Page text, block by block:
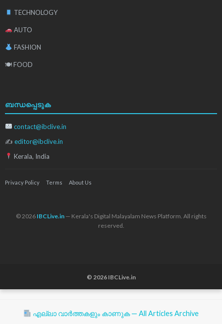
TECHNOLOGY
AUTO
FASHION
🍽 FOOD
ബന്ധപ്പെടുക
contact@ibclive.in
✍ editor@ibclive.in
Kerala, India
Privacy Policy Terms About Us
© 2026 IBCLive.in— Kerala's Digital Malayalam News Platform. All rights
reserved.
© 2026 IBCLive.in
എല്ലാ വാർത്തകളും കാണുക — All Articles Archive